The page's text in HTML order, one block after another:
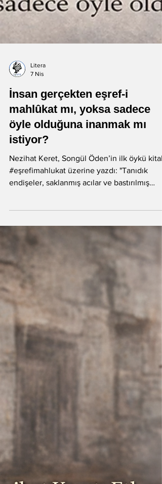
Litera
7 Nis
İnsan gerçekten eşref-i
mahlûkat mı, yoksa sadece
öyle olduğuna inanmak mı
istiyor?
duygular; yazarın kendine has diliyle güçlü
anlatı dünyasına dönüşüyor." “Söylemek
istediğim şeyler var; hiç susmuyor ki!”
Öden’in yazma ritüelini belki de en iyi
cümle bu. Kendimi bildim bileli yazıyorum
diyen yazar, ortaokul yıllarında
biriktirdiği günlükleri ve şiirleri gün ışığına
çıkarmak için uzun yıllar beklemi